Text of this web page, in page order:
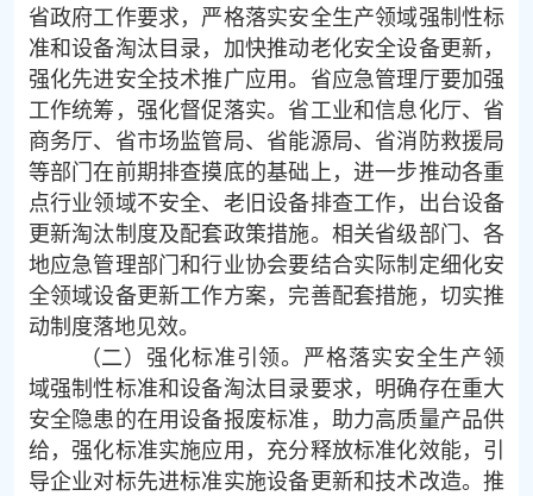
省政府工作要求，严格落实安全生产领域强制性标
准和设备淘汰目录，加快推动老化安全设备更新，
强化先进安全技术推广应用。省应急管理厅要加强
工作统筹，强化督促落实。省工业和信息化厅、省
商务厅、省市场监管局、省能源局、省消防救援局
等部门在前期排查摸底的基础上，进一步推动各重
点行业领域不安全、老旧设备排查工作，出台设备
更新淘汰制度及配套政策措施。相关省级部门、各
地应急管理部门和行业协会要结合实际制定细化安
全领域设备更新工作方案，完善配套措施，切实推
动制度落地见效。
（二）强化标准引领。严格落实安全生产领
域强制性标准和设备淘汰目录要求，明确存在重大
安全隐患的在用设备报废标准，助力高质量产品供
给，强化标准实施应用，充分释放标准化效能，引
导企业对标先进标准实施设备更新和技术改造。推